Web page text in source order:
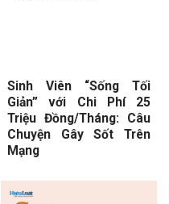
Sinh Viên “Sống Tối
Giản” với Chi Phí 25
Triệu Đồng/Tháng: Câu
Chuyện Gây Sốt Trên
Mạng